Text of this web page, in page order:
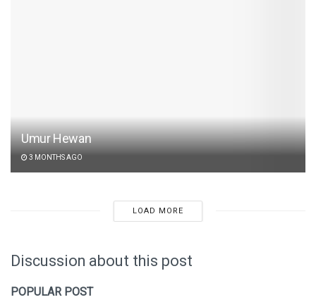
Umur Hewan
3 MONTHS AGO
LOAD MORE
Discussion about this post
POPULAR POST